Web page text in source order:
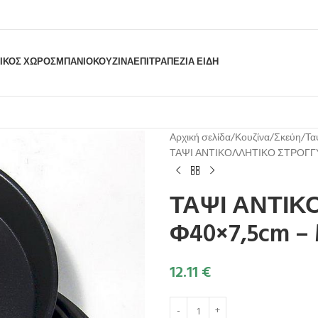
ΧΩΡΟΣΜΠΆΝΙΟΚΟΥΖΊΝΑΕΠΙΤΡΑΠΈΖΙΑ ΕΊΔΗ
Αρχική σελίδα Κουζίνα Σκεύη
ΤΑΨΙ ΑΝΤΙΚΟΛΛΗΤΙΚΟ
ΤΑΨΙ
Φ40×7,5cm –
12.11 €